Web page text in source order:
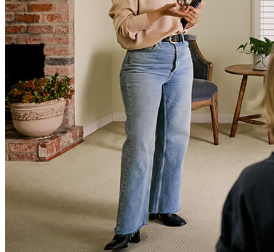
compensación.
Copyright © 2026 CrossCountry Mortgage, LLC. Todos los
derechos reservados
Mapa del sitio